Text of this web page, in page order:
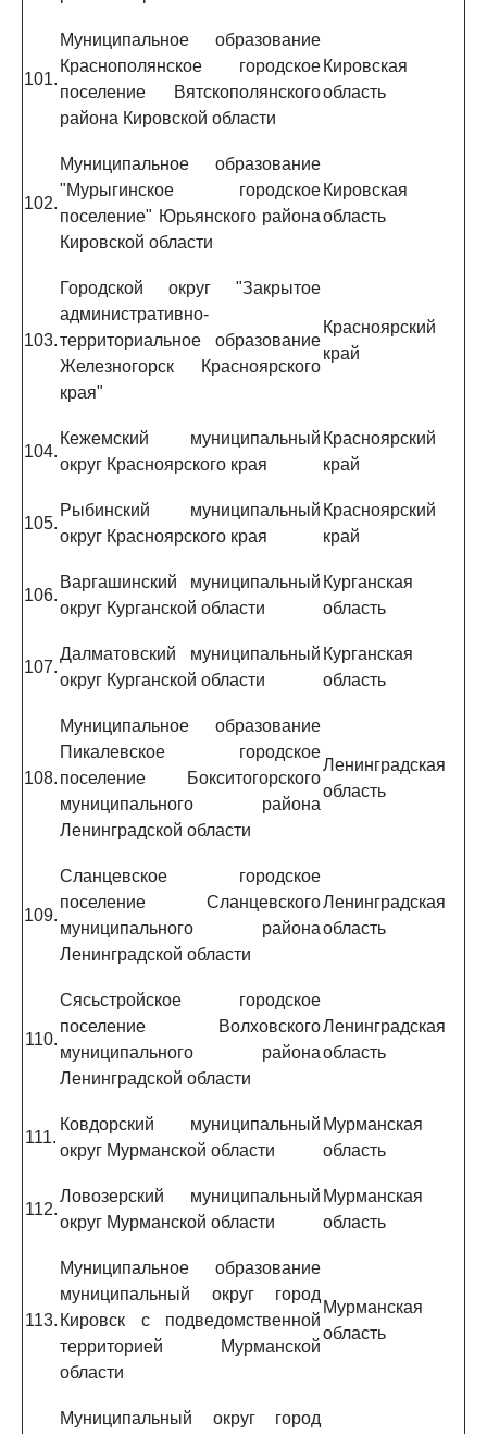
101.
Муниципальное образование
Краснополянское городское
поселение Вятскополянского
района Кировской области
Кировская
область
102.
Муниципальное образование
"Мурыгинское городское
поселение" Юрьянского района
Кировской области
Кировская
область
103.
Городской округ "Закрытое
административно-
территориальное образование
Железногорск Красноярского
края"
Красноярский
край
104.
Кежемский муниципальный
округ Красноярского края
Красноярский
край
105.
Рыбинский муниципальный
округ Красноярского края
Красноярский
край
106.
Варгашинский муниципальный
округ Курганской области
Курганская
область
107.
Далматовский муниципальный
округ Курганской области
Курганская
область
108.
Муниципальное образование
Пикалевское городское
поселение Бокситогорского
муниципального района
Ленинградской области
Ленинградская
область
109.
Сланцевское городское
поселение Сланцевского
муниципального района
Ленинградской области
Ленинградская
область
110.
Сясьстройское городское
поселение Волховского
муниципального района
Ленинградской области
Ленинградская
область
111.
Ковдорский муниципальный
округ Мурманской области
Мурманская
область
112.
Ловозерский муниципальный
округ Мурманской области
Мурманская
область
113.
Муниципальное образование
муниципальный округ город
Кировск с подведомственной
территорией Мурманской
области
Мурманская
область
Муниципальный округ город